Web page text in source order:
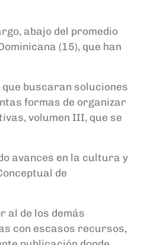
abajo del promedio
(15), que han
que buscaran soluciones
formas de organizar
volumen III, que se
avances en la cultura y
de
al de los demás
con escasos recursos,